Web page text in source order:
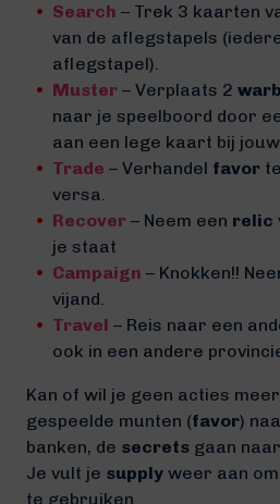
Search – Trek 3 kaarten
van de aflegstapels
aflegstapel).
Muster – Verplaats 2
naar je speelboord door
aan een lege kaart bij
Trade – Verhandel favor
versa.
Recover – Neem een relic
je staat
Campaign – Knokken!!
vijand.
Travel – Reis naar een
ook in een andere
Kan of wil je geen acties
gespeelde munten (favor)
banken, de secrets gaan
Je vult je supply weer aan
te gebruiken.